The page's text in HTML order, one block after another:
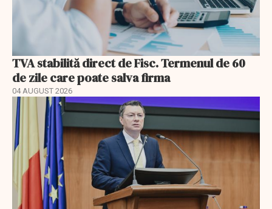
TVA stabilită direct de Fisc. Termenul de 60
de zile care poate salva firma
04 AUGUST 2026